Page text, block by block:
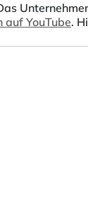
auf YouTube.